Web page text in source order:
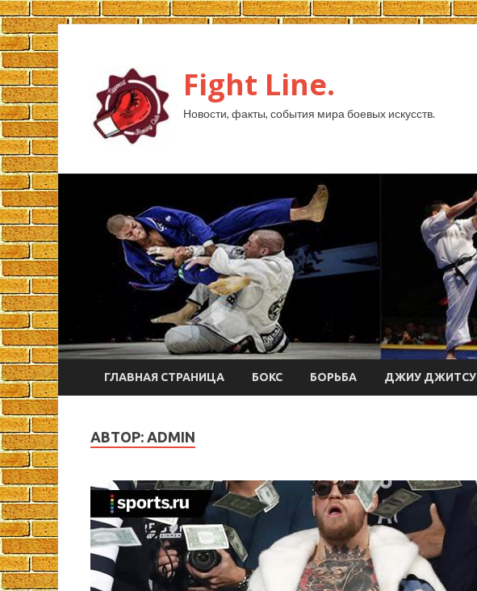
Fight Line.
Новости, факты, события мира боевых искусств.
ГЛАВНАЯ СТРАНИЦА БОКС БОРЬБА ДЖИУ ДЖИТСУ
АВТОР: ADMIN